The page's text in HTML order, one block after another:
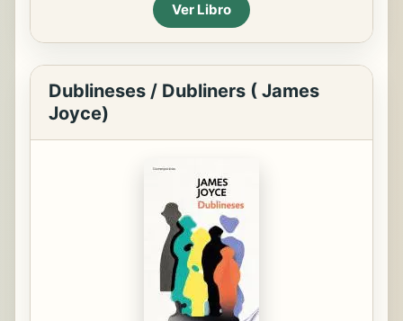
Ver Libro
Dublineses / Dubliners ( James
Joyce)